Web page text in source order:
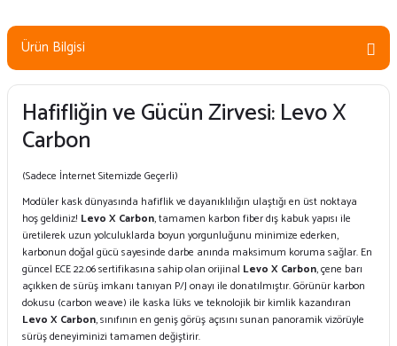
Ürün Bilgisi
Hafifliğin ve Gücün Zirvesi: Levo X
Carbon
(Sadece İnternet Sitemizde Geçerli)
Modüler kask dünyasında hafiflik ve dayanıklılığın ulaştığı en üst noktaya
hoş geldiniz! Levo X Carbon, tamamen karbon fiber dış kabuk yapısı ile
üretilerek uzun yolculuklarda boyun yorgunluğunu minimize ederken,
karbonun doğal gücü sayesinde darbe anında maksimum koruma sağlar. En
güncel ECE 22.06 sertifikasına sahip olan orijinal Levo X Carbon, çene barı
açıkken de sürüş imkanı tanıyan P/J onayı ile donatılmıştır. Görünür karbon
dokusu (carbon weave) ile kaska lüks ve teknolojik bir kimlik kazandıran
Levo X Carbon, sınıfının en geniş görüş açısını sunan panoramik vizörüyle
sürüş deneyiminizi tamamen değiştirir.